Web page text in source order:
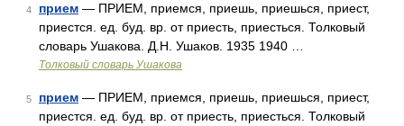
4 прием — ПРИЕМ, приемся, приешь, приешься, приест,
приестся. ед. буд. вр. от приесть, приесться. Толковый
словарь Ушакова. Д.Н. Ушаков. 1935 1940 …
Толковый словарь Ушакова
5 прием — ПРИЕМ, приемся, приешь, приешься, приест,
приестся. ед. буд. вр. от приесть, приесться. Толковый